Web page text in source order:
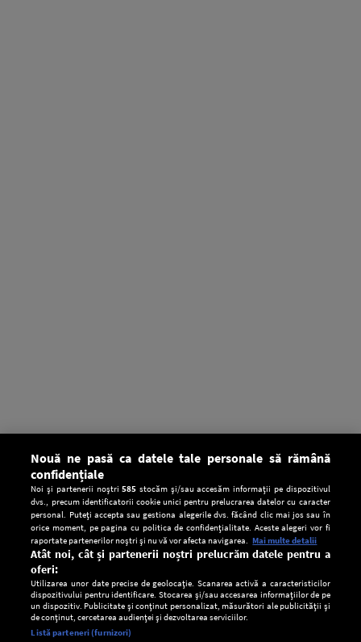
Setări:
Nouă ne pasă ca datele tale personale să rămână
confidențiale
Noi și partenerii noștri585 stocăm și/sau accesăm informații pe dispozitivul
dvs., precum identificatorii cookie unici pentru prelucrarea datelor cu caracter
personal. Puteți accepta sau gestiona alegerile dvs. făcând clic mai jos sau în
orice moment, pe pagina cu politica de confidențialitate. Aceste alegeri vor fi
raportate partenerilor noștri și nu vă vor afecta navigarea. Mai multe detalii
Atât noi, cât și partenerii noștri prelucrăm datele pentru a
oferi:
Utilizarea unor date precise de geolocație. Scanarea activă a caracteristicilor
dispozitivului pentru identificare. Stocarea și/sau accesarea informațiilor de pe
un dispozitiv. Publicitate și conținut personalizat, măsurători ale publicității și
de conținut, cercetarea audienței și dezvoltarea serviciilor.
Listă parteneri (furnizori)